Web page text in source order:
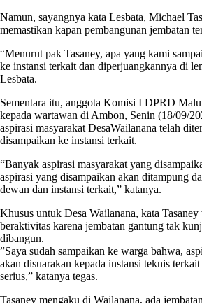
Namun, sayangnya kata Lesbata, Michael
memastikan kapan pembangunan jembatan
“Menurut pak Tasaney, apa yang kami
ke instansi terkait dan diperjuangkannya di
Lesbata.
Sementara itu, anggota Komisi I DPRD
kepada wartawan di Ambon, Senin (18/09/
aspirasi masyarakat DesaWailanana telah
disampaikan ke instansi terkait.
“Banyak aspirasi masyarakat yang
aspirasi yang disampaikan akan ditampung
dewan dan instansi terkait,” katanya.
Khusus untuk Desa Wailanana, kata
beraktivitas karena jembatan gantung tak
dibangun.
”Saya sudah sampaikan ke warga bahwa,
akan disuarakan kepada instansi teknis
serius,” katanya tegas.
Tasaney mengaku di Wailanana, ada